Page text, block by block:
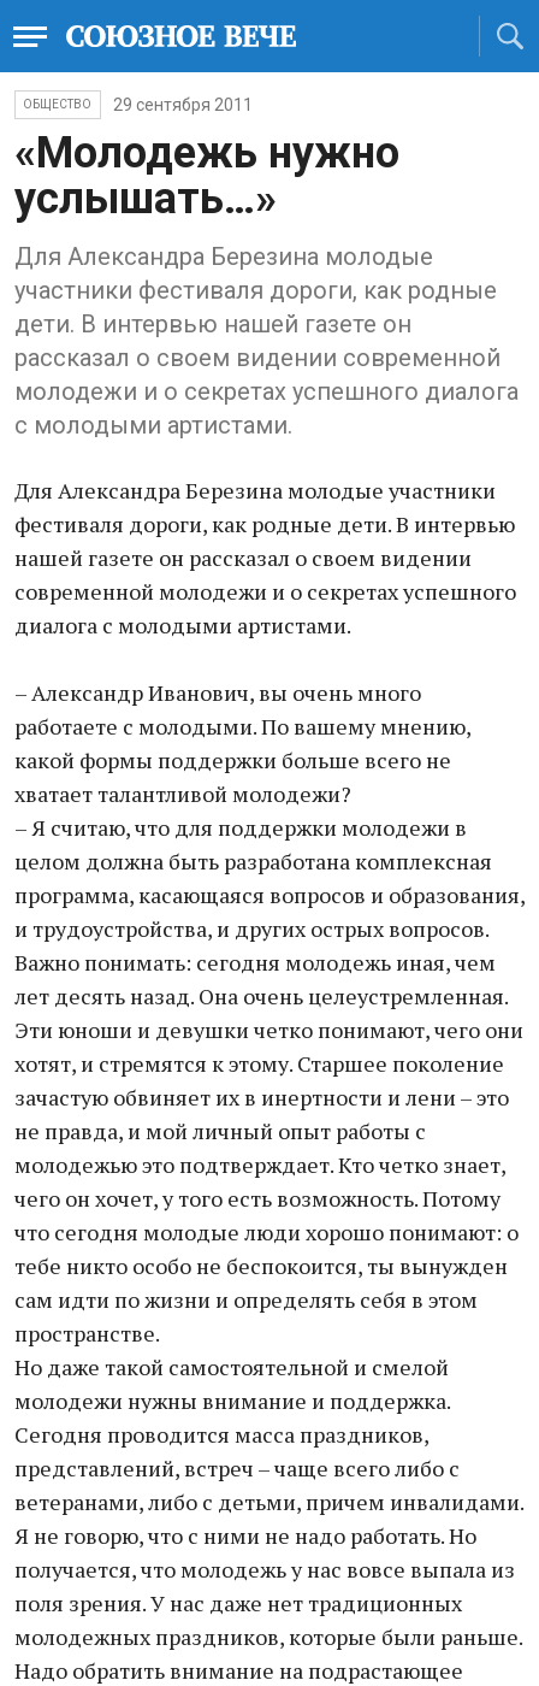
ОБЩЕСТВО 29 сентября 2011
«Молодежь нужно
услышать…»
Для Александра Березина молодые
участники фестиваля дороги, как родные
дети. В интервью нашей газете он
рассказал о своем видении современной
молодежи и о секретах успешного диалога
с молодыми артистами.
Для Александра Березина молодые участники
фестиваля дороги, как родные дети. В интервью
нашей газете он рассказал о своем видении
современной молодежи и о секретах успешного
диалога с молодыми артистами.
– Александр Иванович, вы очень много
работаете с молодыми. По вашему мнению,
какой формы поддержки больше всего не
хватает талантливой молодежи?
– Я считаю, что для поддержки молодежи в
целом должна быть разработана комплексная
программа, касающаяся вопросов и образования,
и трудоустройства, и других острых вопросов.
Важно понимать: сегодня молодежь иная, чем
лет десять назад. Она очень целеустремленная.
Эти юноши и девушки четко понимают, чего они
хотят, и стремятся к этому. Старшее поколение
зачастую обвиняет их в инертности и лени – это
не правда, и мой личный опыт работы с
молодежью это подтверждает. Кто четко знает,
чего он хочет, у того есть возможность. Потому
что сегодня молодые люди хорошо понимают: о
тебе никто особо не беспокоится, ты вынужден
сам идти по жизни и определять себя в этом
пространстве.
Но даже такой самостоятельной и смелой
молодежи нужны внимание и поддержка.
Сегодня проводится масса праздников,
представлений, встреч – чаще всего либо с
ветеранами, либо с детьми, причем инвалидами.
Я не говорю, что с ними не надо работать. Но
получается, что молодежь у нас вовсе выпала из
поля зрения. У нас даже нет традиционных
молодежных праздников, которые были раньше.
Надо обратить внимание на подрастающее